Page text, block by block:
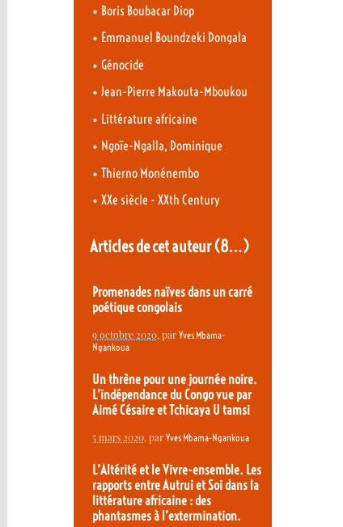
• Boris Boubacar Diop
• Emmanuel Boundzeki Dongala
• Génocide
• Jean-Pierre Makouta-Mboukou
• Littérature africaine
• Ngoïe-Ngalla, Dominique
• Thierno Monénembo
• XXe siècle - XXth Century
Articles de cet auteur(8…)
Promenades naïves dans un carré
poétique congolais
9 octobre 2020, par Yves Mbama-
Ngankoua
Un thrène pour une journée noire.
L’indépendance du Congo vue par
Aimé Césaire et Tchicaya U tamsi
5 mars 2020, par Yves Mbama-Ngankoua
L’Altérité et le Vivre-ensemble. Les
rapports entre Autrui et Soi dans la
littérature africaine : des
phantasmes à l’extermination.